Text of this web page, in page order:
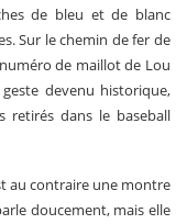
de bleu et de blanc
Sur le chemin de fer de
de maillot de Lou
devenu historique,
retirés dans le baseball
au contraire une montre
doucement, mais elle